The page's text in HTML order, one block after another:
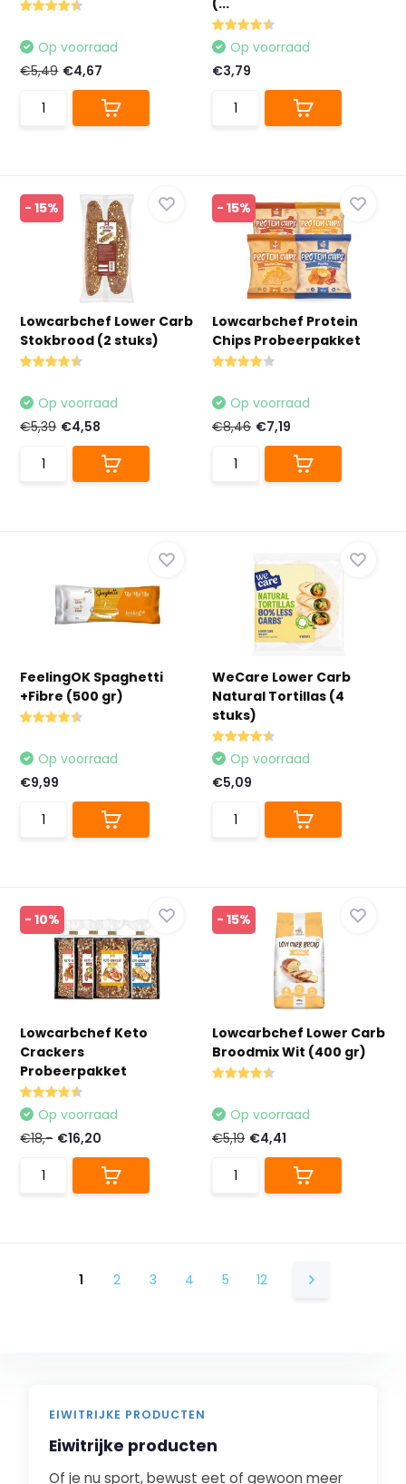
Op voorraad
€5,49 €4,67
(...
Op voorraad
€3,79
- 15%
Lowcarbchef Lower Carb
Stokbrood (2 stuks)
Op voorraad
€5,39 €4,58
- 15%
Lowcarbchef Protein
Chips Probeerpakket
Op voorraad
€8,46 €7,19
FeelingOK Spaghetti
+Fibre (500 gr)
Op voorraad
€9,99
WeCare Lower Carb
Natural Tortillas (4
stuks)
Op voorraad
€5,09
- 10%
Lowcarbchef Keto
Crackers
Probeerpakket
Op voorraad
€18,- €16,20
- 15%
Lowcarbchef Lower Carb
Broodmix Wit (400 gr)
Op voorraad
€5,19 €4,41
1 2 3 4 5 12
EIWITRIJKE PRODUCTEN
Eiwitrijke producten
Of je nu sport, bewust eet of gewoon meer